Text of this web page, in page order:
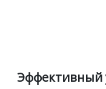
Эффективный